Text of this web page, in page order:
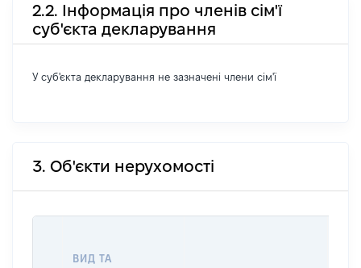
2.2. Інформація про членів сім'ї
суб'єкта декларування
У суб'єкта декларування не зазначені члени сім'ї
3. Об'єкти нерухомості
ВИД ТА